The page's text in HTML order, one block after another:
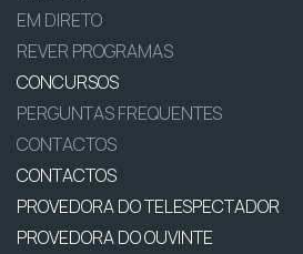
EM DIRETO
REVER PROGRAMAS
CONCURSOS
PERGUNTAS FREQUENTES
CONTACTOS
CONTACTOS
PROVEDORA DO TELESPECTADOR
PROVEDORA DO OUVINTE